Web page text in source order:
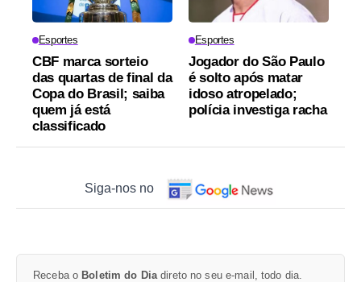
Esportes
CBF marca sorteio
das quartas de final da
Copa do Brasil; saiba
quem já está
classificado
Esportes
Jogador do São Paulo
é solto após matar
idoso atropelado;
polícia investiga racha
Siga-nos no
Receba o Boletim do Dia direto no seu e-mail, todo dia.